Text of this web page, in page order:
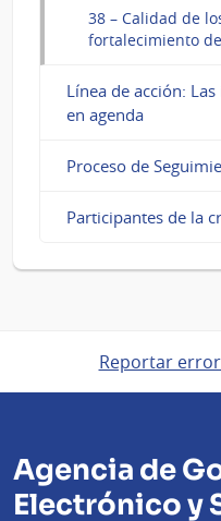
38 – Calidad de
fortalecimiento
Línea de acción:
en agenda
Proceso de
Participantes de la
Reportar
Agencia de
Electrónico y